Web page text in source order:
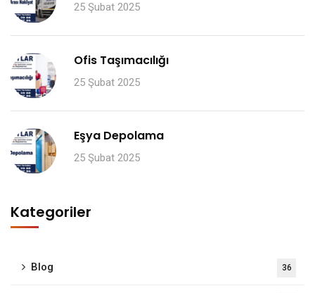
25 Şubat 2025
Ofis Taşımacılığı
25 Şubat 2025
Eşya Depolama
25 Şubat 2025
Kategoriler
Blog 36